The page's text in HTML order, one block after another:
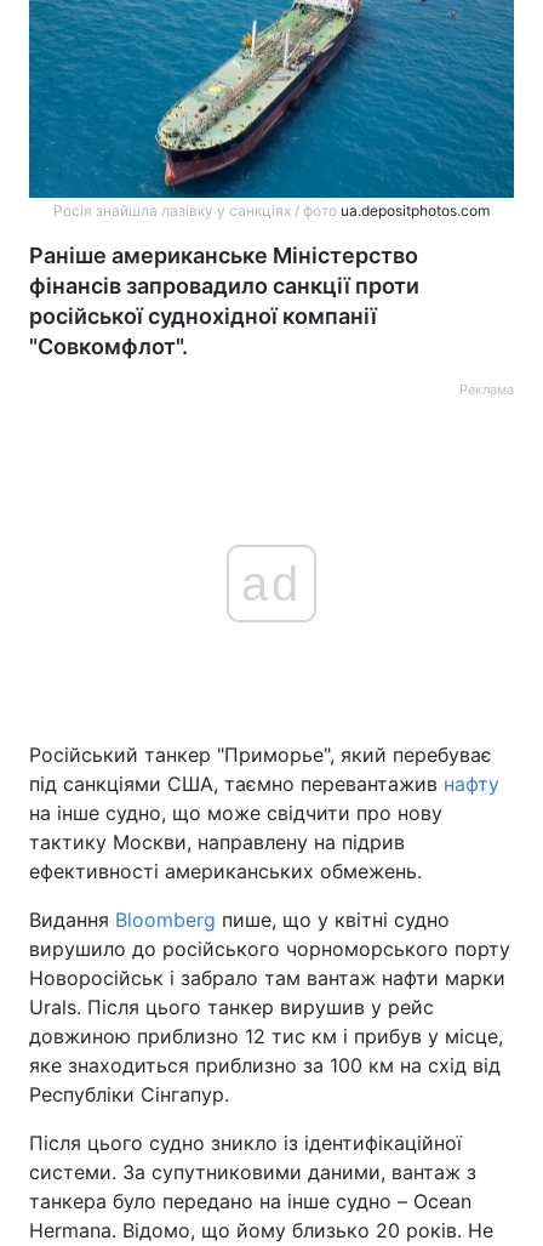
Росія знайшла лазівку у санкціях / фото ua.depositphotos.com
Раніше американське Міністерство
фінансів запровадило санкції проти
російської суднохідної компанії
"Совкомфлот".
Реклама
ad
Російський танкер "Приморье", який перебуває
під санкціями США, таємно перевантажив нафту
на інше судно, що може свідчити про нову
тактику Москви, направлену на підрив
ефективності американських обмежень.
Видання Bloomberg пише, що у квітні судно
вирушило до російського чорноморського порту
Новоросійськ і забрало там вантаж нафти марки
Urals. Після цього танкер вирушив у рейс
довжиною приблизно 12 тис км і прибув у місце,
яке знаходиться приблизно за 100 км на схід від
Республіки Сінгапур.
Після цього судно зникло із ідентифікаційної
системи. За супутниковими даними, вантаж з
танкера було передано на інше судно – Ocean
Hermana. Відомо, що йому близько 20 років. Не